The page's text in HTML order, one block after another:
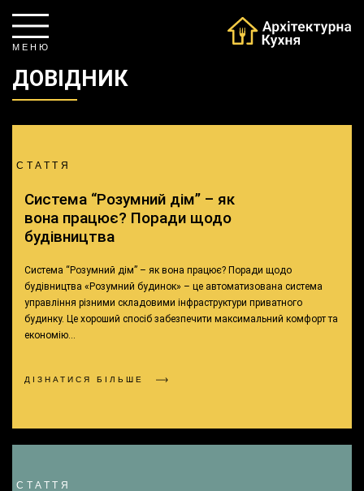
М Е Н Ю
ДОВІДНИК
СТАТТЯ
Система “Розумний дім” – як
вона працює? Поради щодо
будівництва
Система “Розумний дім” – як вона працює? Поради щодо
будівництва «Розумний будинок» – це автоматизована система
управління різними складовими інфраструктури приватного
будинку. Це хороший спосіб забезпечити максимальний комфорт та
економію…
ДІЗНАТИСЯ БІЛЬШЕ
СТАТТЯ